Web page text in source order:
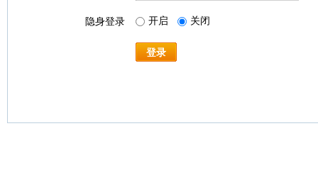
隐身登录 开启 关闭
登录